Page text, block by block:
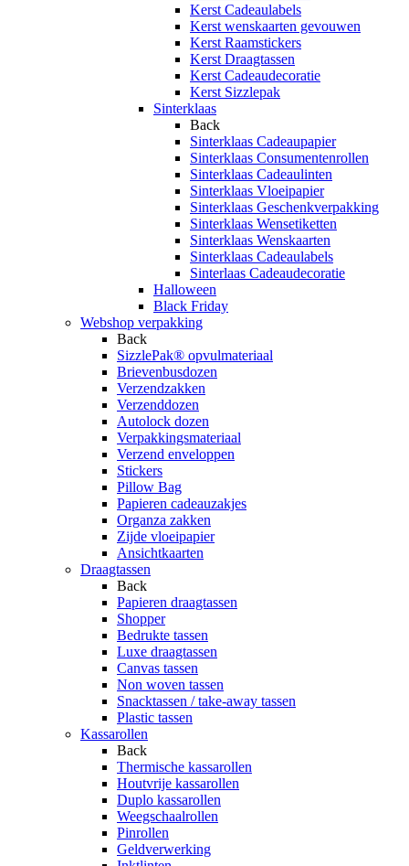
Kerst Cadeaulabels
Kerst wenskaarten gevouwen
Kerst Raamstickers
Kerst Draagtassen
Kerst Cadeaudecoratie
Kerst Sizzlepak
Sinterklaas
Back
Sinterklaas Cadeaupapier
Sinterklaas Consumentenrollen
Sinterklaas Cadeaulinten
Sinterklaas Vloeipapier
Sinterklaas Geschenkverpakking
Sinterklaas Wensetiketten
Sinterklaas Wenskaarten
Sinterklaas Cadeaulabels
Sinterlaas Cadeaudecoratie
Halloween
Black Friday
Webshop verpakking
Back
SizzlePak® opvulmateriaal
Brievenbusdozen
Verzendzakken
Verzenddozen
Autolock dozen
Verpakkingsmateriaal
Verzend enveloppen
Stickers
Pillow Bag
Papieren cadeauzakjes
Organza zakken
Zijde vloeipapier
Ansichtkaarten
Draagtassen
Back
Papieren draagtassen
Shopper
Bedrukte tassen
Luxe draagtassen
Canvas tassen
Non woven tassen
Snacktassen / take-away tassen
Plastic tassen
Kassarollen
Back
Thermische kassarollen
Houtvrije kassarollen
Duplo kassarollen
Weegschaalrollen
Pinrollen
Geldverwerking